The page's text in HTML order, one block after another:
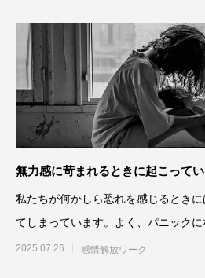
無力感に苛まれるときに起こって
私たちが何かしら恐れを感じるとき
てしまっています。よく、パニックに
態を浮足立
2025.07.26 感情解放ワーク